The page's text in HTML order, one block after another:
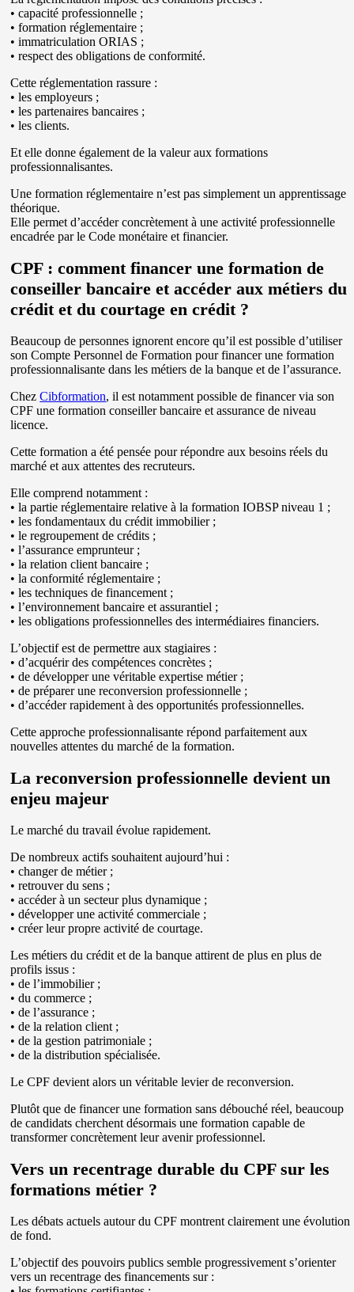
• capacité professionnelle ;
• formation réglementaire ;
• immatriculation ORIAS ;
• respect des obligations de conformité.
Cette réglementation rassure :
• les employeurs ;
• les partenaires bancaires ;
• les clients.
Et elle donne également de la valeur aux formations
professionnalisantes.
Une formation réglementaire n’est pas simplement un apprentissage
théorique.
Elle permet d’accéder concrètement à une activité professionnelle
encadrée par le Code monétaire et financier.
CPF : comment financer une formation de
conseiller bancaire et accéder aux métiers du
crédit et du courtage en crédit ?
Beaucoup de personnes ignorent encore qu’il est possible d’utiliser
son Compte Personnel de Formation pour financer une formation
professionnalisante dans les métiers de la banque et de l’assurance.
ChezCibformation, il est notamment possible de financer via son
CPF une formation conseiller bancaire et assurance de niveau
licence.
Cette formation a été pensée pour répondre aux besoins réels du
marché et aux attentes des recruteurs.
Elle comprend notamment :
• la partie réglementaire relative à la formation IOBSP niveau 1 ;
• les fondamentaux du crédit immobilier ;
• le regroupement de crédits ;
• l’assurance emprunteur ;
• la relation client bancaire ;
• la conformité réglementaire ;
• les techniques de financement ;
• l’environnement bancaire et assurantiel ;
• les obligations professionnelles des intermédiaires financiers.
L’objectif est de permettre aux stagiaires :
• d’acquérir des compétences concrètes ;
• de développer une véritable expertise métier ;
• de préparer une reconversion professionnelle ;
• d’accéder rapidement à des opportunités professionnelles.
Cette approche professionnalisante répond parfaitement aux
nouvelles attentes du marché de la formation.
La reconversion professionnelle devient un
enjeu majeur
Le marché du travail évolue rapidement.
De nombreux actifs souhaitent aujourd’hui :
• changer de métier ;
• retrouver du sens ;
• accéder à un secteur plus dynamique ;
• développer une activité commerciale ;
• créer leur propre activité de courtage.
Les métiers du crédit et de la banque attirent de plus en plus de
profils issus :
• de l’immobilier ;
• du commerce ;
• de l’assurance ;
• de la relation client ;
• de la gestion patrimoniale ;
• de la distribution spécialisée.
Le CPF devient alors un véritable levier de reconversion.
Plutôt que de financer une formation sans débouché réel, beaucoup
de candidats cherchent désormais une formation capable de
transformer concrètement leur avenir professionnel.
Vers un recentrage durable du CPF sur les
formations métier ?
Les débats actuels autour du CPF montrent clairement une évolution
de fond.
L’objectif des pouvoirs publics semble progressivement s’orienter
vers un recentrage des financements sur :